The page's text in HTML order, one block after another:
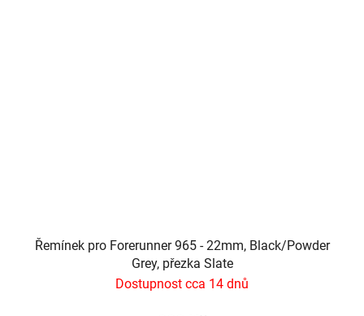
Řemínek pro Forerunner 965 - 22mm, Black/Powder
Grey, přezka Slate
Dostupnost cca 14 dnů